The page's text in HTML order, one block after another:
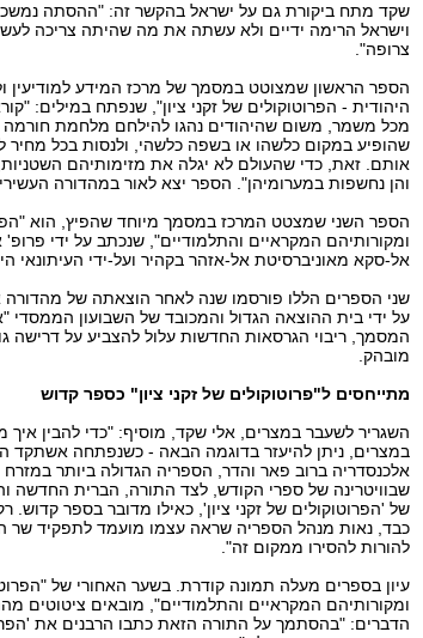
שקד מתח ביקורת גם על ישראל בהקשר זה: "ההסתה
וישראל הרימה ידיים ולא עשתה את מה שהיתה צריכה
צרופה".
הספר הראשון שמצוטט במסמך של מרכז המידע למודיעין
היהודית - הפרוטוקולים של זקני ציון", שנפתח במילים:
מכל משמר, משום שהיהודים נהגו להילחם מלחמת
שהופיע במקום כלשהו או בשפה כלשהי, ולנסות בכל מחיר
אותם. זאת, כדי שהעולם לא יגלה את מזימותיהם השטניות,
והן נחשפות במערומיהן". הספר יצא לאור במהדורה העשירית
הספר השני שמצטט המרכז במסמך מיוחד שהפיץ, הוא
ומקורותיהם המקראיים והתלמודיים", שנכתב על ידי
אל-סקא מאוניברסיטת אל-אזהר בקהיר ועל-ידי העיתונאי
שני הספרים הללו פורסמו שנה לאחר הוצאתה של מהדורה
על ידי בית ההוצאה הגדול והמכובד של השבועון הממסדי
המסמך, ריבוי הגרסאות החדשות עלול להצביע על דרישה
מובהק.
מתייחסים ל"פרוטוקולים של זקני ציון" כספר קדוש
השגריר לשעבר במצרים, אלי שקד, מוסיף: "כדי להבין איך
במצרים, ניתן להיעזר בדוגמה הבאה - כשנפתחה אשתקד
אלכנסדריה ברוב פאר והדר, הספריה הגדולה ביותר במזרח
שבוויטרינה של ספרי הקודש, לצד התורה, הברית החדשה
של 'הפרוטוקולים של זקני ציון', כאילו מדובר בספר קדוש.
כבד, נאות מנהל הספריה שראה עצמו מועמד לתפקיד שר
להורות להסירו ממקום זה".
עיון בספרים מעלה תמונה קודרת. בשער האחורי של
ומקורותיהם המקראיים והתלמודיים", מובאים ציטוטים
הדברים: "בהסתמך על התורה הזאת כתבו הרבנים את